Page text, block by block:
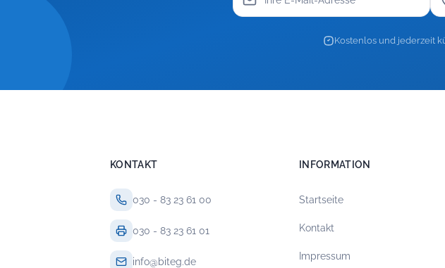
Kostenlos und jederzeit
KONTAKT
030 - 83 23 61 00
030 - 83 23 61 01
info@biteg.de
INFORMATION
Startseite
Kontakt
Impressum